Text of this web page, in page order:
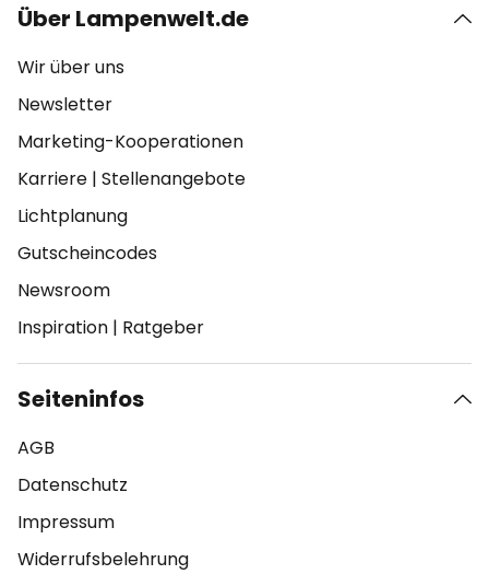
Über Lampenwelt.de
Wir über uns
Newsletter
Marketing-Kooperationen
Karriere | Stellenangebote
Lichtplanung
Gutscheincodes
Newsroom
Inspiration | Ratgeber
Seiteninfos
AGB
Datenschutz
Impressum
Widerrufsbelehrung